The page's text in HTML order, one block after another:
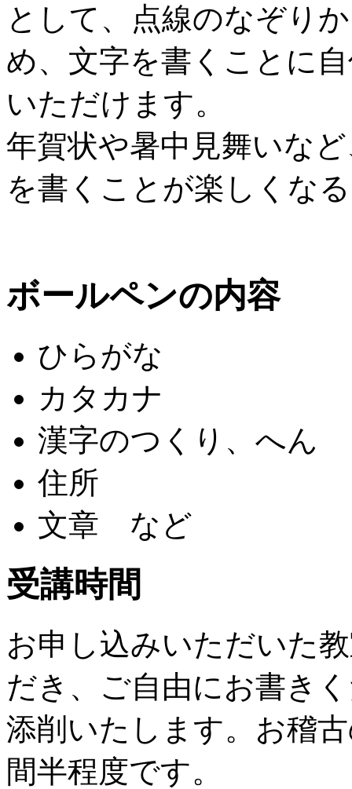
として、点線のなぞり
め、文字を書くことに
いただけます。
年賀状や暑中見舞いな
を書くことが楽しくな
ボールペンの内容
ひらがな
カタカナ
漢字のつくり、へん
住所
文章 など
受講時間
お申し込みいただいた
だき、ご自由にお書き
添削いたします。お稽
間半程度です。